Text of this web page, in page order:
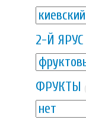
2-Й ЯРУС
ФРУКТЫ